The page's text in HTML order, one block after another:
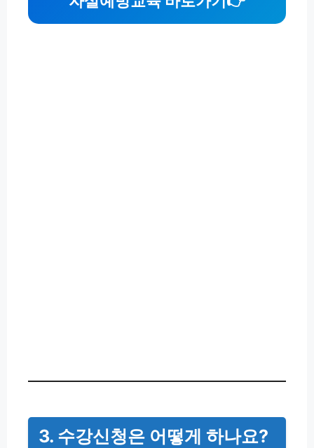
3. 수강신청은 어떻게 하나요?